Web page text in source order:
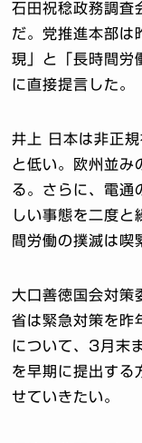
石田祝稔政務調査
だ。党推進本部は
現」と「長時間労
に直接提言した。
井上 日本は非正
と低い。欧州並み
る。さらに、電通
しい事態を二度と
間労働の撲滅は喫
大口善徳国会対策
省は緊急対策を昨
について、3月末
を早期に提出する
せていきたい。